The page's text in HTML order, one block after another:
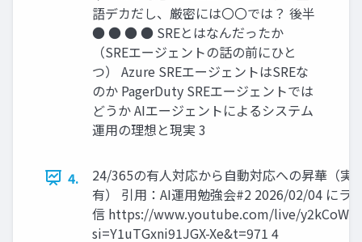
語デカだし、厳密には〇〇では？ 後半
● ● ● ● SREとはなんだったか
（SREエージェントの話の前にひと
つ） Azure SREエージェントはSREな
のか PagerDuty SREエージェントでは
どうか AIエージェントによるシステム
運用の理想と現実 3
4.
24/365の有人対応から自動対応への昇華（実
有） 引用：AI運用勉強会#2 2026/02/04 にラ
信 https://www.youtube.com/live/
si=Y1uTGxni91JGX-Xe&t=971 4